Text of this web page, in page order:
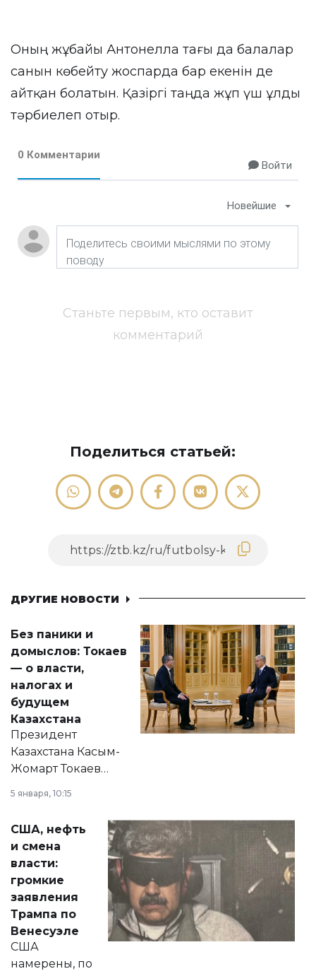
Оның жұбайы Антонелла тағы да балалар
санын көбейту жоспарда бар екенін де
айтқан болатын. Қазіргі таңда жұп үш ұлды
тәрбиелеп отыр.
0 Комментарии
Войти
Новейшие
Станьте первым, кто оставит
комментарий
Поделиться статьей:
ДРУГИЕ НОВОСТИ
Без паники и
домыслов: Токаев
— о власти,
налогах и
будущем
Казахстана
Президент
Казахстана Касым-
Жомарт Токаев
сразу несколько
актуальных тем —
от слухов о
политических
реформах до
вопросов армии,
экономики и
личного здоровья.
5 января, 10:15
США, нефть
и смена
власти:
громкие
заявления
Трампа по
Венесуэле
США
намерены, по